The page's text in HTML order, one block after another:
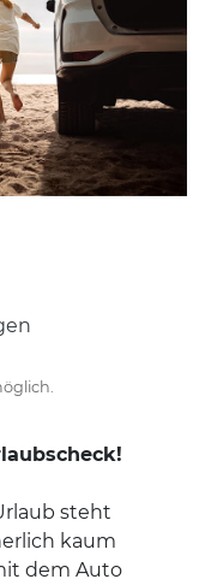
steht
kaum
dem Auto